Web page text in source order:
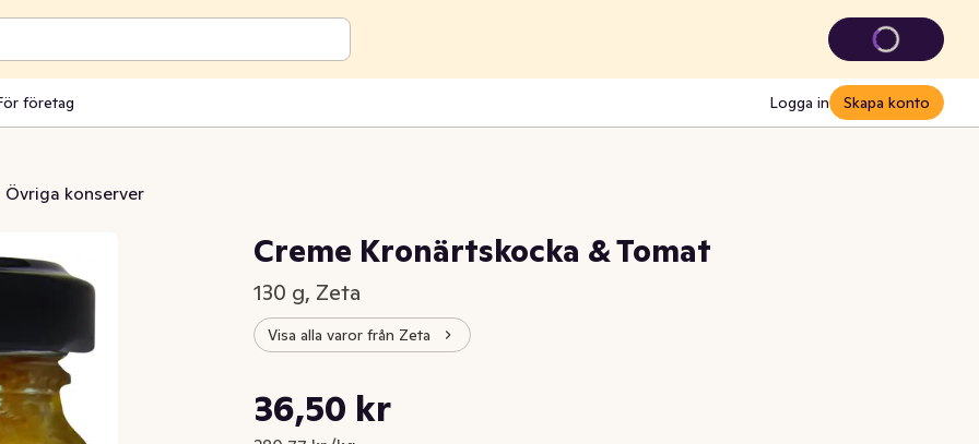
företag Logga in Skapa konto
Övriga konserver
Creme Kronärtskocka & Tomat
130 g, Zeta
Visa alla varor från Zeta
Nuvarande pris är: 36,50 kr
36,50 kr
Styckpris: 280,77 kr /kg